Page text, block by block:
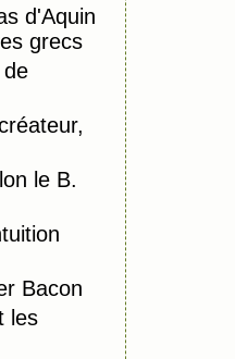
d'Aquin
grecs
le B.
Bacon
les